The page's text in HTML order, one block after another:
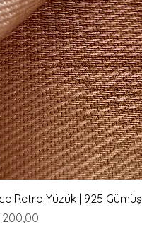
Retro Yüzük | 925 Gümüş